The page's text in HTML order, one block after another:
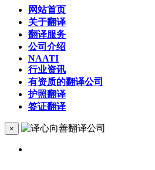
网站首页
关于翻译
翻译服务
公司介绍
NAATI
行业资讯
有资质的翻译公司
护照翻译
签证翻译
×